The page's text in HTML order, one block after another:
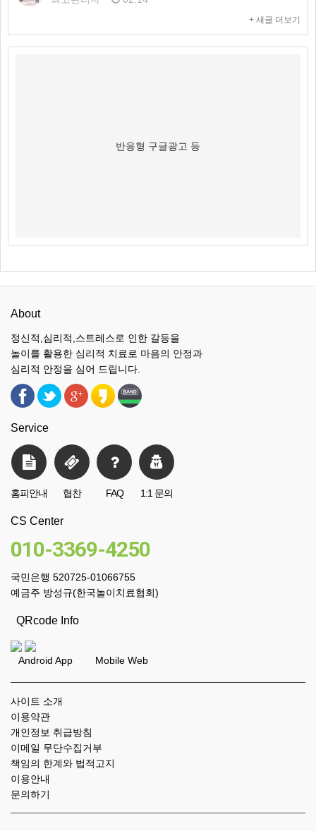
+ 새글 더보기
반응형 구글광고 등
About
정신적,심리적,스트레스로 인한 갈등을
놀이를 활용한 심리적 치료로 마음의 안정과
심리적 안정을 심어 드립니다.
Service
홈피안내 협찬 FAQ 1:1 문의
CS Center
010-3369-4250
국민은행 520725-01066755
예금주 방성규(한국놀이치료협회)
QRcode Info
Android App Mobile Web
사이트 소개
이용약관
개인정보 취급방침
이메일 무단수집거부
책임의 한계와 법적고지
이용안내
문의하기